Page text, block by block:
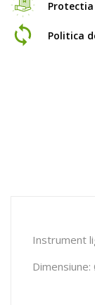
Politica
Instrument